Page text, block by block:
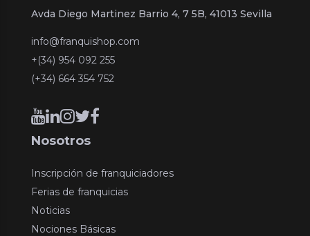
Avda Diego Martinez Barrio 4, 7 5B, 41013 Sevilla
info@franquishop.com
+(34) 954 092 255
(+34) 664 354 752
Nosotros
Inscripción de franquiciadores
Ferias de franquicias
Noticias
Nociones Básicas